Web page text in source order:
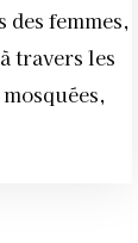
femmes,
travers les